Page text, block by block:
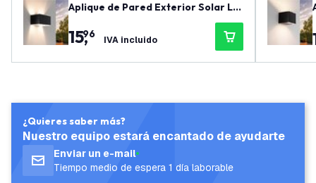
Aplique de Pared Exterior Solar LE
D - Aluminio - Negro - Doble Cara -
3000K - IP44
15,
96 IVA incluido
¿Quieres saber más?
Nuestro equipo estará encantado de ayudarte
Enviar un e-mail
Tiempo medio de espera 1 día laborable